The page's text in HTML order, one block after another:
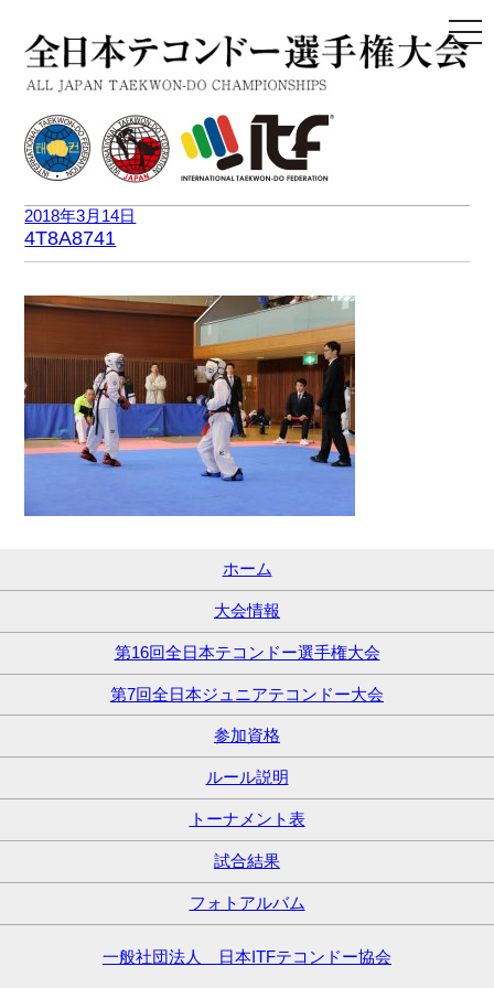
2018年3月14日
4T8A8741
ホーム
大会情報
第16回全日本テコンドー選手権大会
第7回全日本ジュニアテコンドー大会
参加資格
ルール説明
トーナメント表
試合結果
フォトアルバム
一般社団法人 日本ITFテコンドー協会